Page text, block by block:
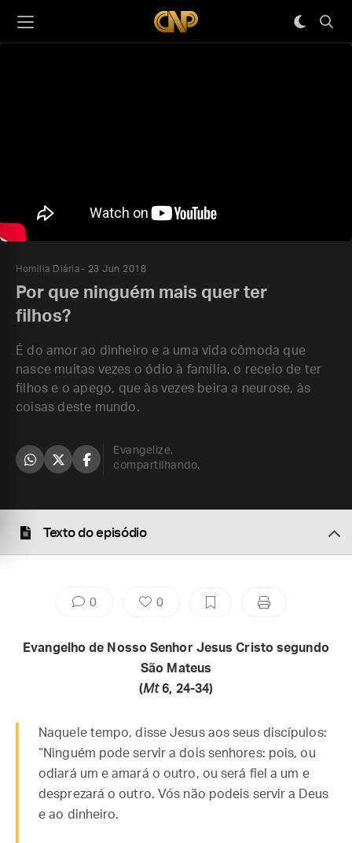
Homilia Diária 23 Jun 2018
Por que ninguém mais quer ter
filhos?
É do amor ao dinheiro e a uma vida cômoda que
nasce muitas vezes o ódio à família, o receio de ter
filhos e o apego, que às vezes beira a neurose, às
coisas deste mundo.
Evangelize,
compartilhando.
Texto do episódio
0 0
Evangelho de Nosso Senhor Jesus Cristo segundo
São Mateus
(Mt6, 24-34)
Naquele tempo, disse Jesus aos seus discípulos:
“Ninguém pode servir a dois senhores: pois, ou
odiará um e amará o outro, ou será fiel a um e
desprezará o outro. Vós não podeis servir a Deus
e ao dinheiro.